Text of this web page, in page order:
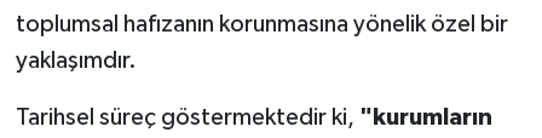
toplumsal hafızanın korunmasına yönelik özel bir
yaklaşımdır.
Tarihsel süreç göstermektedir ki, "kurumların